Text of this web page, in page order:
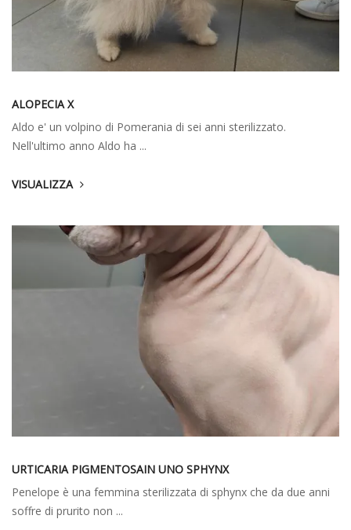
ALOPECIA X
Aldo e' un volpino di Pomerania di sei anni sterilizzato.
Nell'ultimo anno Aldo ha ...
VISUALIZZA
URTICARIA PIGMENTOSAIN UNO SPHYNX
Penelope è una femmina sterilizzata di sphynx che da due anni
soffre di prurito non ...